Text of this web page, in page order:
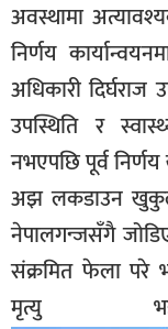
अवस्थामा
निर्णय
अधिकारी
उपस्थिति र
नभएपछि पूर्व
अझ लकडाउन
नेपालगन्जसँगै
संक्रमित फेला परे
मृत्यु